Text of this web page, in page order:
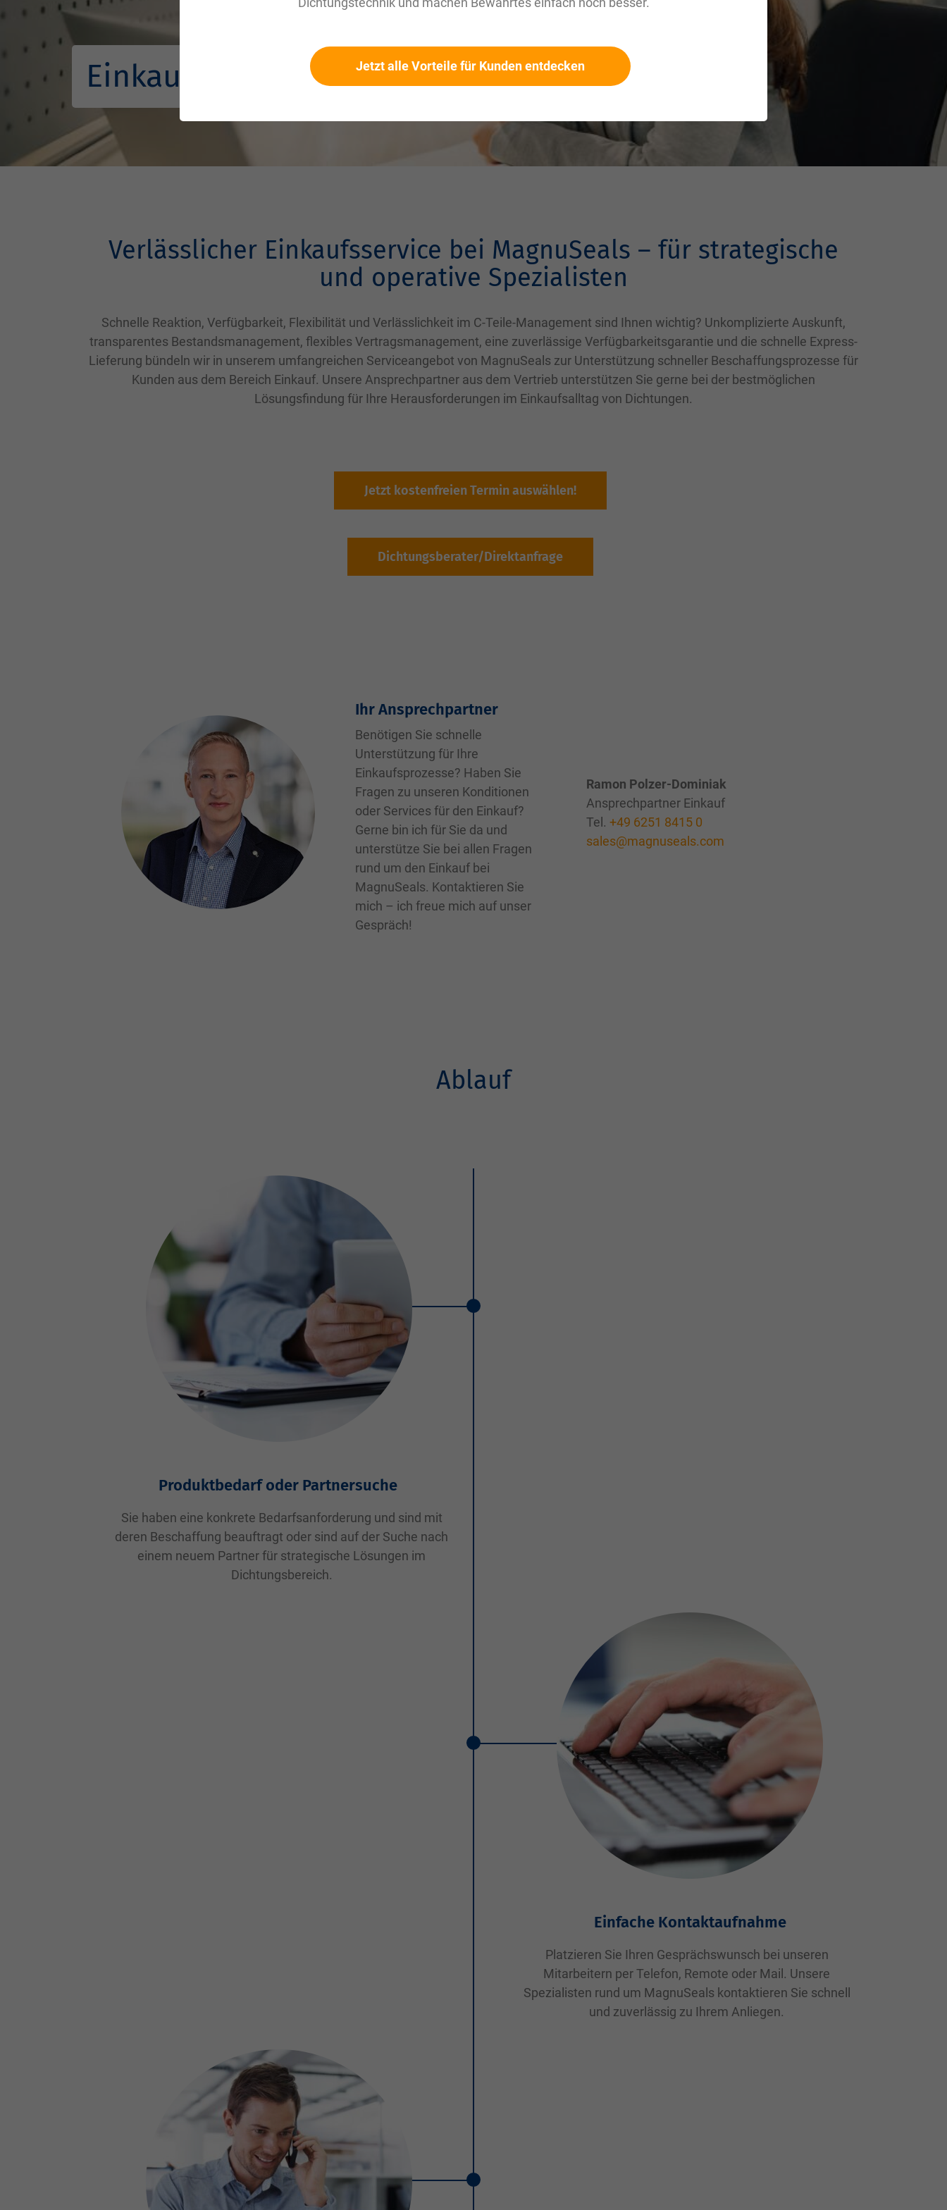
Einkauf
Verlässlicher Einkaufsservice bei MagnuSeals – für strategische
und operative Spezialisten
Schnelle Reaktion, Verfügbarkeit, Flexibilität und Verlässlichkeit im C-Teile-Management sind Ihnen wichtig? Unkomplizierte Auskunft,
transparentes Bestandsmanagement, flexibles Vertragsmanagement, eine zuverlässige Verfügbarkeitsgarantie und die schnelle Express-
Lieferung bündeln wir in unserem umfangreichen Serviceangebot von MagnuSeals zur Unterstützung schneller Beschaffungsprozesse für
Kunden aus dem Bereich Einkauf. Unsere Ansprechpartner aus dem Vertrieb unterstützen Sie gerne bei der bestmöglichen
Lösungsfindung für Ihre Herausforderungen im Einkaufsalltag von Dichtungen.
Jetzt kostenfreien Termin auswählen!
Dichtungsberater/Direktanfrage
Ihr Ansprechpartner
Benötigen Sie schnelle
Unterstützung für Ihre
Einkaufsprozesse? Haben Sie
Fragen zu unseren Konditionen
oder Services für den Einkauf?
Gerne bin ich für Sie da und
unterstütze Sie bei allen Fragen
rund um den Einkauf bei
MagnuSeals. Kontaktieren Sie
mich – ich freue mich auf unser
Gespräch!
Ramon Polzer-Dominiak
Ansprechpartner Einkauf
Tel. +49 6251 8415 0
sales@magnuseals.com
Ablauf
Produktbedarf oder Partnersuche
Sie haben eine konkrete Bedarfsanforderung und sind mit
deren Beschaffung beauftragt oder sind auf der Suche nach
einem neuem Partner für strategische Lösungen im
Dichtungsbereich.
Einfache Kontaktaufnahme
Platzieren Sie Ihren Gesprächswunsch bei unseren
Mitarbeitern per Telefon, Remote oder Mail. Unsere
Spezialisten rund um MagnuSeals kontaktieren Sie schnell
und zuverlässig zu Ihrem Anliegen.
Jetzt alle Vorteile für Kunden entdecken